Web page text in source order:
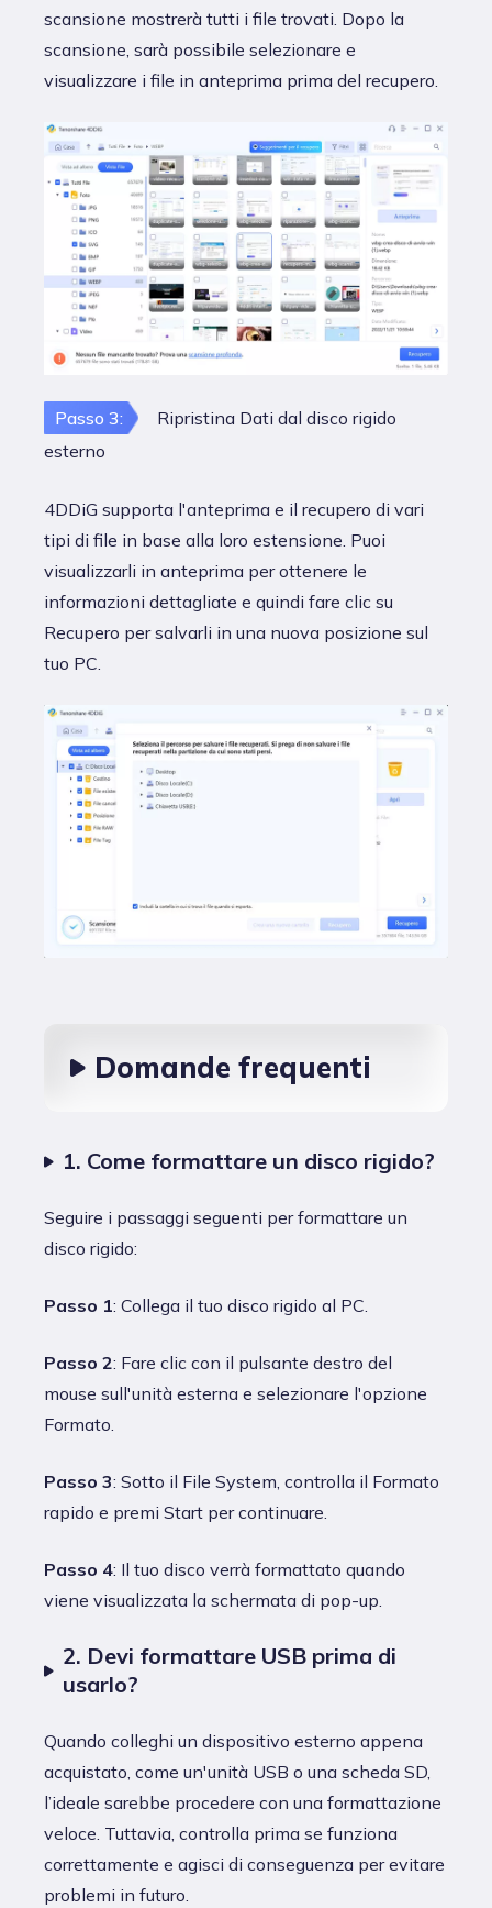
scansione mostrerà tutti i file trovati. Dopo la
scansione, sarà possibile selezionare e
visualizzare i file in anteprima prima del recupero.
Passo 3:
Ripristina Dati dal disco rigido
esterno
4DDiG supporta l'anteprima e il recupero di vari
tipi di file in base alla loro estensione. Puoi
visualizzarli in anteprima per ottenere le
informazioni dettagliate e quindi fare clic su
Recupero per salvarli in una nuova posizione sul
tuo PC.
Domande frequenti
1. Come formattare un disco rigido?
Seguire i passaggi seguenti per formattare un
disco rigido:
Passo 1: Collega il tuo disco rigido al PC.
Passo 2: Fare clic con il pulsante destro del
mouse sull'unità esterna e selezionare l'opzione
Formato.
Passo 3: Sotto il File System, controlla il Formato
rapido e premi Start per continuare.
Passo 4: Il tuo disco verrà formattato quando
viene visualizzata la schermata di pop-up.
2. Devi formattare USB prima di
usarlo?
Quando colleghi un dispositivo esterno appena
acquistato, come un'unità USB o una scheda SD,
l’ideale sarebbe procedere con una formattazione
veloce. Tuttavia, controlla prima se funziona
correttamente e agisci di conseguenza per evitare
problemi in futuro.